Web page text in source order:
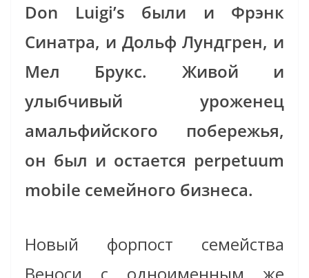
Don Luigi’s были и Фрэнк
Синатра, и Дольф Лундгрен, и
Мел Брукс. Живой и
улыбчивый уроженец
амальфийского побережья,
он был и остается perpetuum
mobile семейного бизнеса.
Новый форпост семейства